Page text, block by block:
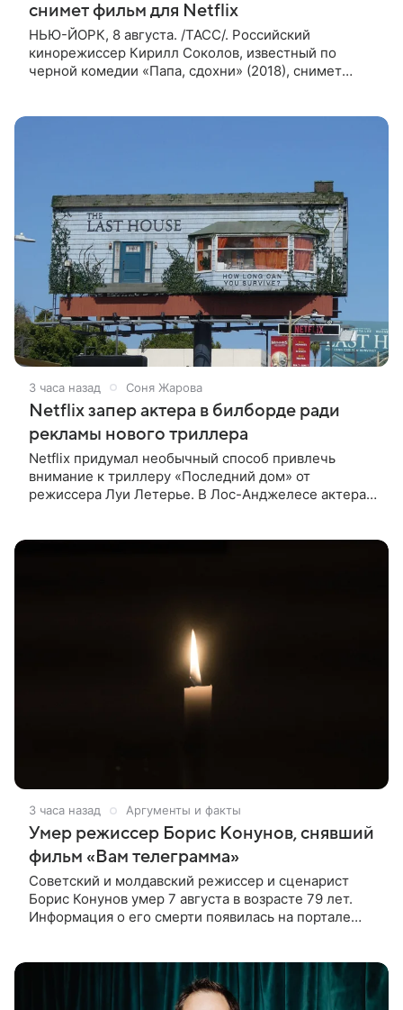
снимет фильм для Netflix
НЬЮ-ЙОРК, 8 августа. /ТАСС/. Российский
кинорежиссер Кирилл Соколов, известный по
черной комедии «Папа, сдохни» (2018), снимет
3 часа назад Соня Жарова
Netflix запер актера в билборде ради
рекламы нового триллера
Netflix придумал необычный способ привлечь
внимание к триллеру «Последний дом» от
режиссера Луи Летерье. В Лос-Анджелесе актера
3 часа назад Аргументы и факты
Умер режиссер Борис Конунов, снявший
фильм «Вам телеграмма»
Советский и молдавский режиссер и сценарист
Борис Конунов умер 7 августа в возрасте 79 лет.
Информация о его смерти появилась на портале